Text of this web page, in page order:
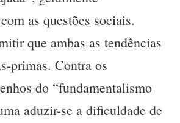
as questões sociais.
que ambas as tendências
primas. Contra os
do “fundamentalismo
aduzir-se a dificuldade de